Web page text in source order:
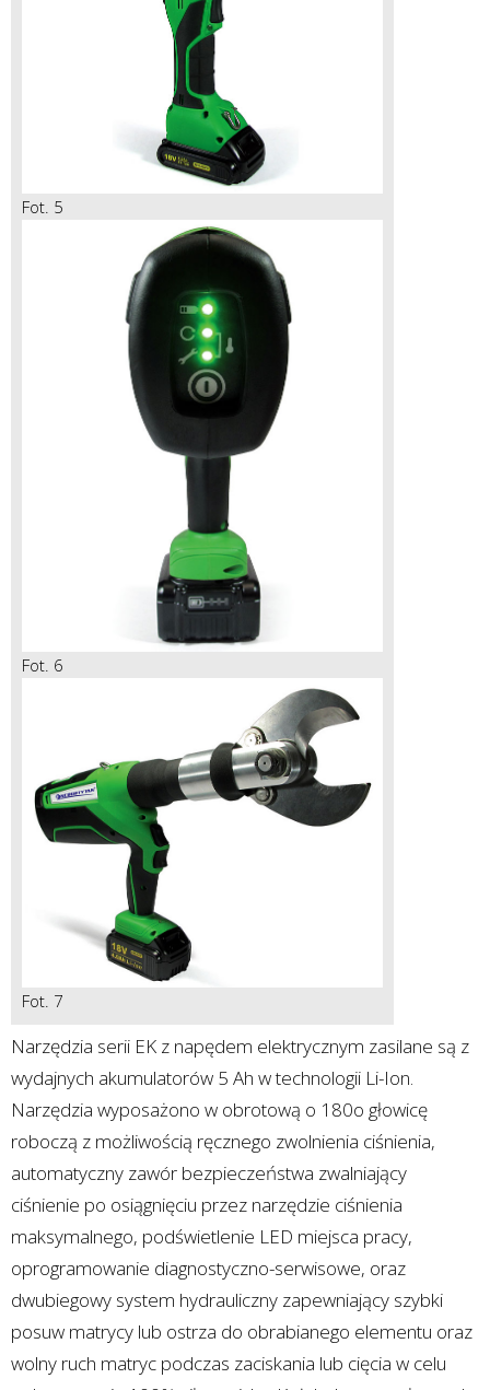
Fot. 5
Fot. 6
Fot. 7
Narzędzia serii EK z napędem elektrycznym zasilane są z
wydajnych akumulatorów 5 Ah w technologii Li-Ion.
Narzędzia wyposażono w obrotową o 180o głowicę
roboczą z możliwością ręcznego zwolnienia ciśnienia,
automatyczny zawór bezpieczeństwa zwalniający
ciśnienie po osiągnięciu przez narzędzie ciśnienia
maksymalnego, podświetlenie LED miejsca pracy,
oprogramowanie diagnostyczno-serwisowe, oraz
dwubiegowy system hydrauliczny zapewniający szybki
posuw matrycy lub ostrza do obrabianego elementu oraz
wolny ruch matryc podczas zaciskania lub cięcia w celu